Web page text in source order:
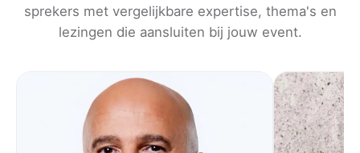
Naast schrijver is Astrid Holleeder advocaat. Ze
studeerde rechten en werkte in de advocatuur, een
Haar juridische kennis stelt haar in staat misdaad en
rechtspraak in een bredere context te plaatsen, en
tegelijk persoonlijke ervaringen te verweven met
thema’s als loyaliteit, vertrouwen en keuzevrijheid.
sprekers met vergelijkbare expertise, thema's en
lezingen die aansluiten bij jouw event.